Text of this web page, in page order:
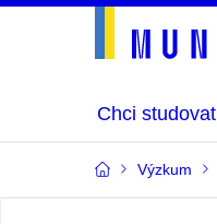
Chci studovat
Výzkum